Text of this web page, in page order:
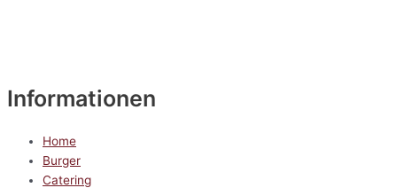
Informationen
Home
Burger
Catering